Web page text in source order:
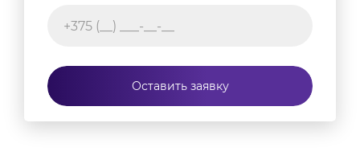
Оставить заявку